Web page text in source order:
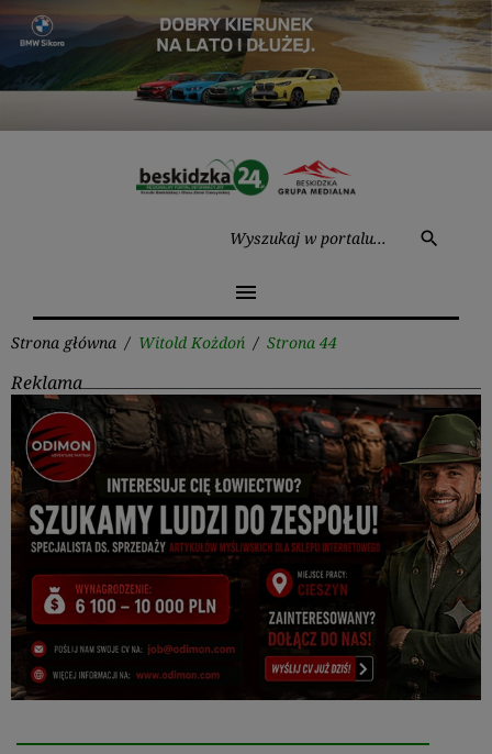
Przejdź
treści
search
menu
Strona główna / Witold Kożdoń / Strona 44
Reklama
Kożdoń